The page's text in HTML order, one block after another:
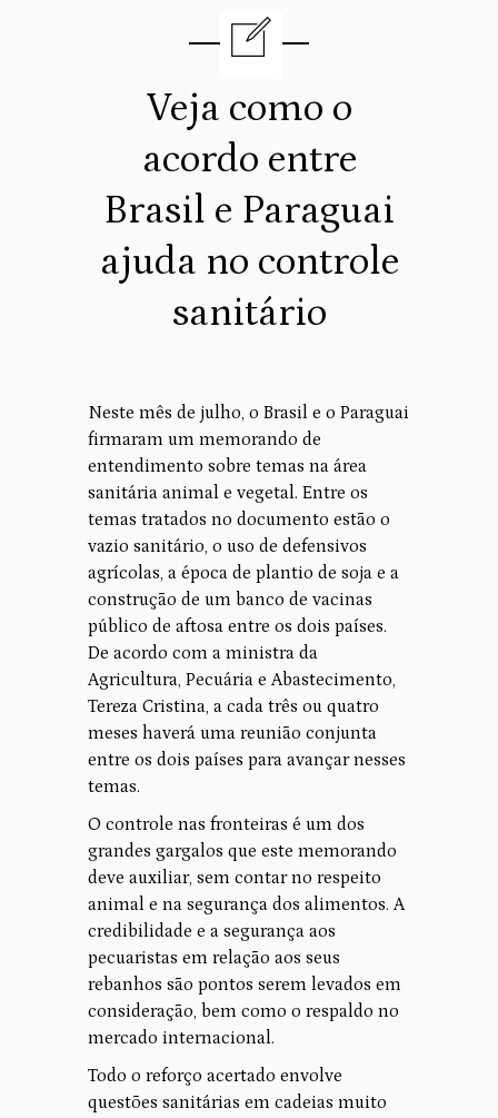
Veja como o
acordo entre
Brasil e Paraguai
ajuda no controle
sanitário
Neste mês de julho, o Brasil e o Paraguai
firmaram um memorando de
entendimento sobre temas na área
sanitária animal e vegetal. Entre os
temas tratados no documento estão o
vazio sanitário, o uso de defensivos
agrícolas, a época de plantio de soja e a
construção de um banco de vacinas
público de aftosa entre os dois países.
De acordo com a ministra da
Agricultura, Pecuária e Abastecimento,
Tereza Cristina, a cada três ou quatro
meses haverá uma reunião conjunta
entre os dois países para avançar nesses
temas.
O controle nas fronteiras é um dos
grandes gargalos que este memorando
deve auxiliar, sem contar no respeito
animal e na segurança dos alimentos. A
credibilidade e a segurança aos
pecuaristas em relação aos seus
rebanhos são pontos serem levados em
consideração, bem como o respaldo no
mercado internacional.
Todo o reforço acertado envolve
questões sanitárias em cadeias muito